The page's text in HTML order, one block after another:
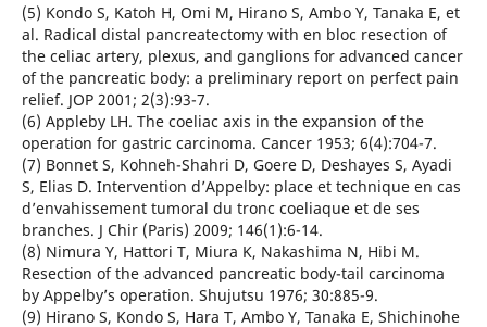
(5) Kondo S, Katoh H, Omi M, Hirano S, Ambo Y, Tanaka E, et
al. Radical distal pancreatectomy with en bloc resection of
the celiac artery, plexus, and ganglions for advanced cancer
of the pancreatic body: a preliminary report on perfect pain
relief. JOP 2001; 2(3):93-7.
(6) Appleby LH. The coeliac axis in the expansion of the
operation for gastric carcinoma. Cancer 1953; 6(4):704-7.
(7) Bonnet S, Kohneh-Shahri D, Goere D, Deshayes S, Ayadi
S, Elias D. Intervention d’Appelby: place et technique en cas
d’envahissement tumoral du tronc coeliaque et de ses
branches. J Chir (Paris) 2009; 146(1):6-14.
(8) Nimura Y, Hattori T, Miura K, Nakashima N, Hibi M.
Resection of the advanced pancreatic body-tail carcinoma
by Appelby’s operation. Shujutsu 1976; 30:885-9.
(9) Hirano S, Kondo S, Hara T, Ambo Y, Tanaka E, Shichinohe